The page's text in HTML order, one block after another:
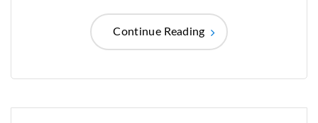
Continue Reading